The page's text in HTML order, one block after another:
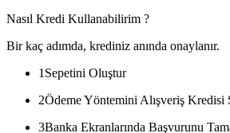
Nasıl Kredi Kullanabilirim ?
Bir kaç adımda, krediniz anında onaylanır.
1 Sepetini Oluştur
2Ödeme Yöntemini Alışveriş Kredisi
3Banka Ekranlarında Başvurunu